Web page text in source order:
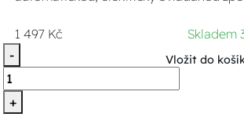
1 497 Kč
Skladem
-
+
Vložit do